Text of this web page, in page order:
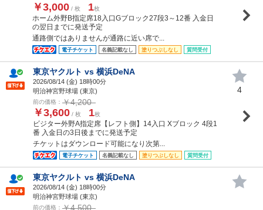
￥3,000 / 枚 1枚
ホーム外野B指定席18入口Gブロック27段3～12番 入金日
の翌日までに発送予定
通路側ではありませんが通路に近い席で...
電子チケット 名義記載なし 塗りつぶしなし 質問受付
東京ヤクルト vs 横浜DeNA
2026/08/14 (金) 18時00分
明治神宮野球場 (東京)
前の価格： ￥4,200
￥3,600 / 枚 1枚
ビジター外野A指定席【レフト側】14入口 Xブロック 4段1
番 入金日の3日後までに発送予定
チケットはダウンロード可能になり次第...
電子チケット 名義記載なし 塗りつぶしなし 質問受付
4
東京ヤクルト vs 横浜DeNA
2026/08/14 (金) 18時00分
明治神宮野球場 (東京)
前の価格： ￥4,500